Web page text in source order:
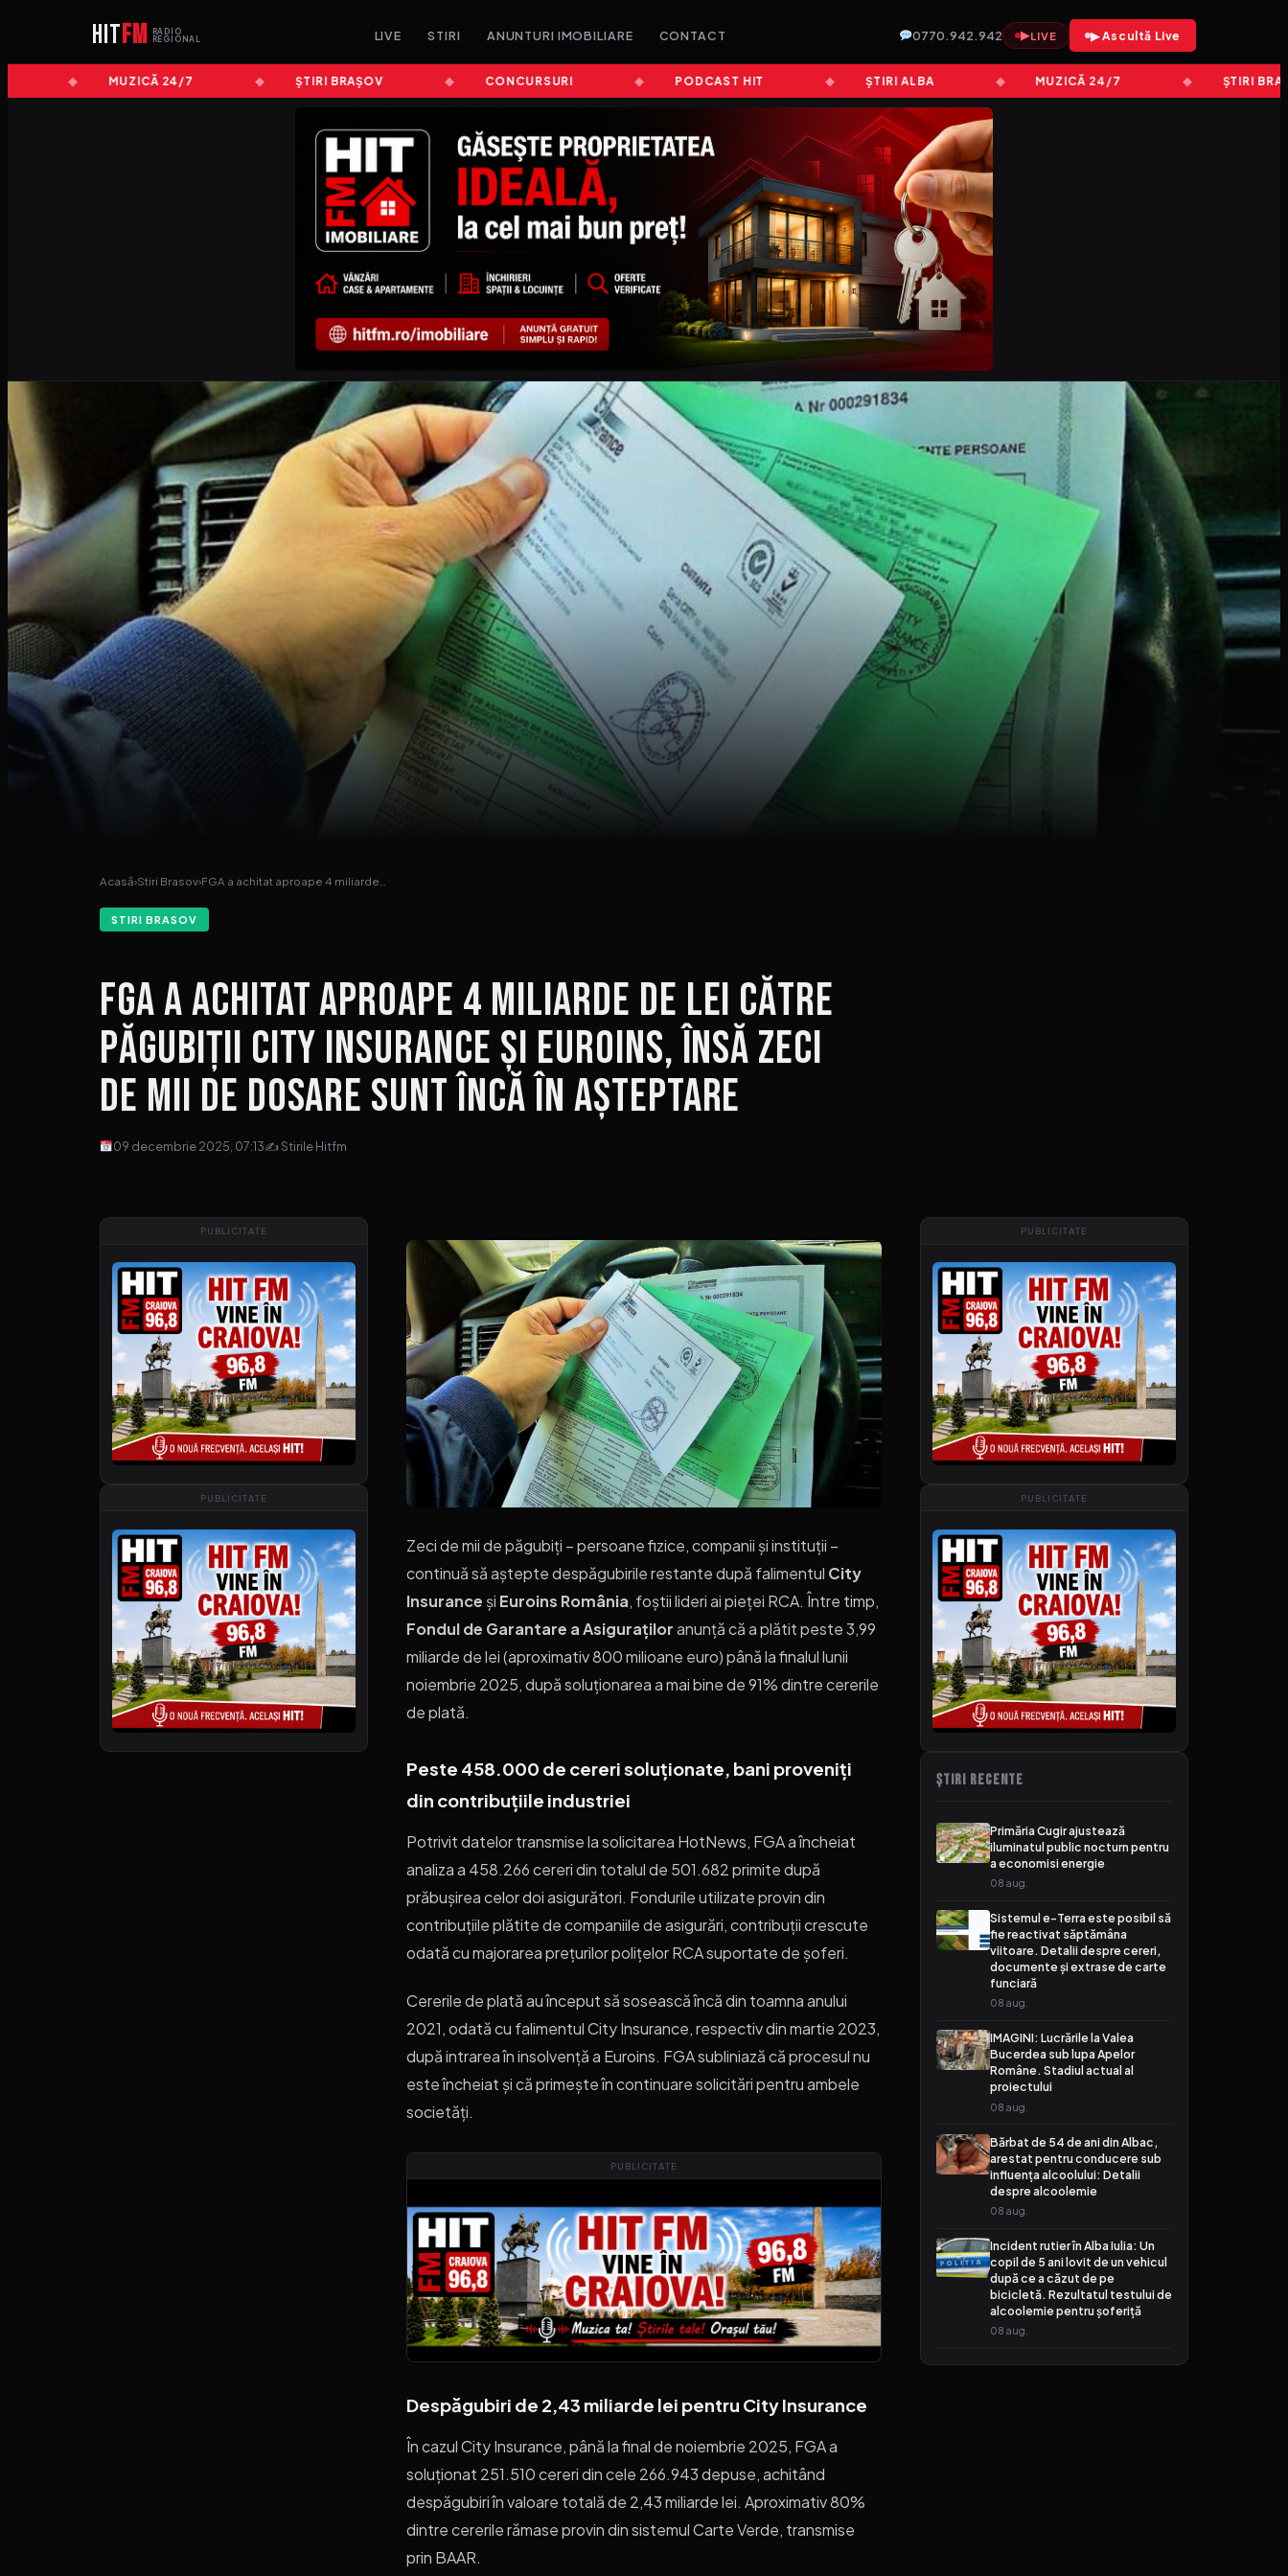
HITFM
RADIO
REGIONAL
LIVE STIRI ANUNTURI IMOBILIARE CONTACT 0770.942.942 ▶LIVE ▶ Ascultă Live
MUZICĂ 24/7 ȘTIRI BRAȘOV CONCURSURI PODCAST HIT ȘTIRI ALBA MUZICĂ 24/7 ȘTIRI BRAȘOV
Acasă›Stiri Brasov›FGA a achitat aproape 4 miliarde…
STIRI BRASOV
FGA a achitat aproape 4 miliarde de lei către
păgubiții City Insurance și Euroins, însă zeci
de mii de dosare sunt încă în așteptare
09 decembrie 2025, 07:13✍ Stirile Hitfm
PUBLICITATE
PUBLICITATE
Zeci de mii de păgubiți – persoane fizice, companii și instituții –
continuă să aștepte despăgubirile restante după falimentul City
Insurance și Euroins România, foștii lideri ai pieței RCA. Între timp,
Fondul de Garantare a Asigurațiloranunță că a plătit peste 3,99
miliarde de lei (aproximativ 800 milioane euro) până la finalul lunii
noiembrie 2025, după soluționarea a mai bine de 91% dintre cererile
de plată.
Peste 458.000 de cereri soluționate, bani proveniți
din contribuțiile industriei
Potrivit datelor transmise la solicitarea HotNews, FGA a încheiat
analiza a 458.266 cereri din totalul de 501.682 primite după
prăbușirea celor doi asigurători. Fondurile utilizate provin din
contribuțiile plătite de companiile de asigurări, contribuții crescute
odată cu majorarea prețurilor polițelor RCA suportate de șoferi.
Cererile de plată au început să sosească încă din toamna anului
2021, odată cu falimentul City Insurance, respectiv din martie 2023,
după intrarea în insolvență a Euroins. FGA subliniază că procesul nu
este încheiat și că primește în continuare solicitări pentru ambele
societăți.
PUBLICITATE
Despăgubiri de 2,43 miliarde lei pentru City Insurance
În cazul City Insurance, până la final de noiembrie 2025, FGA a
soluționat 251.510 cereri din cele 266.943 depuse, achitând
despăgubiri în valoare totală de 2,43 miliarde lei. Aproximativ 80%
dintre cererile rămase provin din sistemul Carte Verde, transmise
prin BAAR.
PUBLICITATE
PUBLICITATE
ȘTIRI RECENTE
Primăria Cugir ajustează
iluminatul public nocturn pentru
a economisi energie
08 aug.
Sistemul e-Terra este posibil să
fie reactivat săptămâna
viitoare. Detalii despre cereri,
documente și extrase de carte
funciară
08 aug.
IMAGINI: Lucrările la Valea
Bucerdea sub lupa Apelor
Române. Stadiul actual al
proiectului
08 aug.
Bărbat de 54 de ani din Albac,
arestat pentru conducere sub
influența alcoolului: Detalii
despre alcoolemie
08 aug.
Incident rutier în Alba Iulia: Un
copil de 5 ani lovit de un vehicul
după ce a căzut de pe
bicicletă. Rezultatul testului de
alcoolemie pentru șoferiță
08 aug.